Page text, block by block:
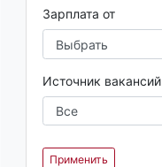
Зарплата от
Источник вакансий
Применить